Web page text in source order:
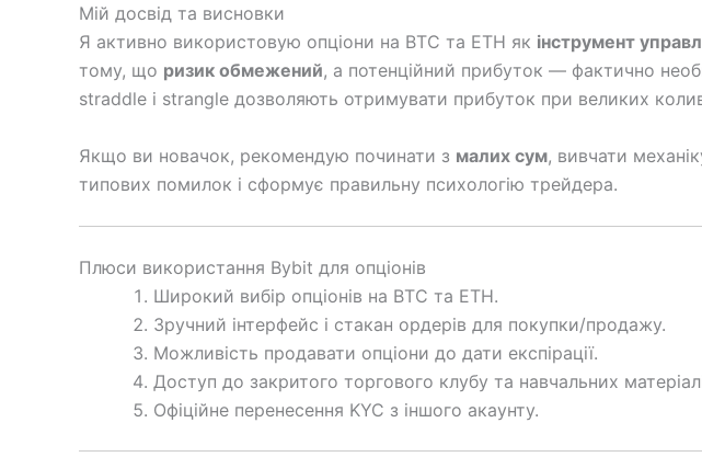
Мій досвід та висновки
Я активно використовую опціони на BTC та ETH як інструмент
тому, що ризик обмежений, а потенційний прибуток — фактично
straddle і strangle дозволяють отримувати прибуток при великих
Якщо ви новачок, рекомендую починати з малих сум, вивчати
типових помилок і сформує правильну психологію трейдера.
Плюси використання Bybit для опціонів
Широкий вибір опціонів на BTC та ETH.
Зручний інтерфейс і стакан ордерів для покупки/продажу.
Можливість продавати опціони до дати експірації.
Доступ до закритого торгового клубу та навчальних
Офіційне перенесення KYC з іншого акаунту.